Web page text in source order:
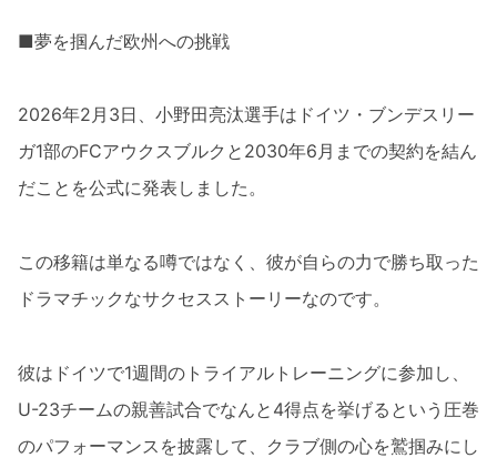
■夢を掴んだ欧州への挑戦
2026年2月3日、小野田亮汰選手はドイツ・ブンデスリー
ガ1部のFCアウクスブルクと2030年6月までの契約を結ん
だことを公式に発表しました。
この移籍は単なる噂ではなく、彼が自らの力で勝ち取った
ドラマチックなサクセスストーリーなのです。
彼はドイツで1週間のトライアルトレーニングに参加し、
U-23チームの親善試合でなんと4得点を挙げるという圧巻
のパフォーマンスを披露して、クラブ側の心を鷲掴みにし